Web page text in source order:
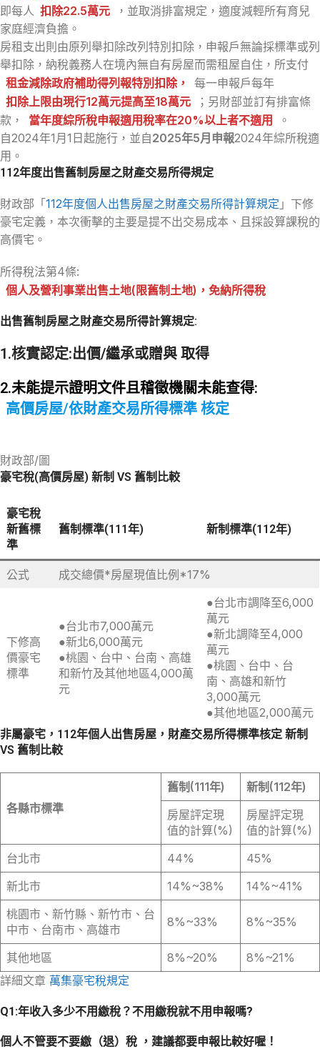
即每人 扣除22.5萬元
，並取消排富規定，適度減輕所有育兒
家庭經濟負擔。
房租支出則由原列舉扣除改列特別扣除，申報戶無論採標準或列
舉扣除，納稅義務人在境內無自有房屋而需租屋自住，所支付
租金減除政府補助得列報特別扣除，
每一申報戶每年
扣除上限由現行12萬元提高至18萬元
；另財部並訂有排富條
款，
當年度綜所稅申報適用稅率在20%以上者不適用
。
自2024年1月1日起施行，並自2025年5月申報2024年綜所稅適
用。
112年度出售舊制房屋之財產交易所得規定
財政部「112年度個人出售房屋之財產交易所得計算規定 」下修
豪宅定義，本次衝擊的主要是提不出交易成本、且採設算課稅的
高價宅。
所得稅法第4條:
個人及營利事業出售土地(限舊制土地)，免納所得稅
出售舊制房屋之財產交易所得計算規定:
1.核實認定:出價/繼承或贈與 取得
2.未能提示證明文件且稽徵機關未能查得:
高價房屋/依財產交易所得標準 核定
財政部/圖
豪宅稅(高價房屋) 新制 VS 舊制比較
豪宅稅
新舊標
準
舊制標準(111年) 新制標準(112年)
公式 成交總價*房屋現值比例*17%
下修高
價豪宅
標準
●台北市7,000萬元
●新北6,000萬元
●桃園、台中、台南、高雄
和新竹及其他地區4,000萬
元
●台北市調降至6,000
萬元
●新北調降至4,000
萬元
●桃園、台中、台
南、高雄和新竹
3,000萬元
●其他地區2,000萬元
非屬豪宅，112年個人出售房屋，財產交易所得標準核定 新制
VS 舊制比較
各縣市標準
舊制 (111年) 新制 (112年)
房屋評定現
值的計算(%)
房屋評定現
值的計算(%)
台北市
44%
45%
新北市
14%~38%
14%~41%
桃園市、新竹縣、新竹市、台
中市、台南市、高雄市
8%~33% 8%~35%
其他地區 8%~20%
8%~21%
詳細文章 萬集豪宅稅規定
Q1:年收入多少不用繳稅？不用繳稅就不用申報嗎?
個人不管要不要繳（退）稅 ，建議都要申報比較好喔！